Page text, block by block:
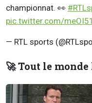
championnat. 👀
pic.twitter.com/
— RTL sports
🚀 Tout le